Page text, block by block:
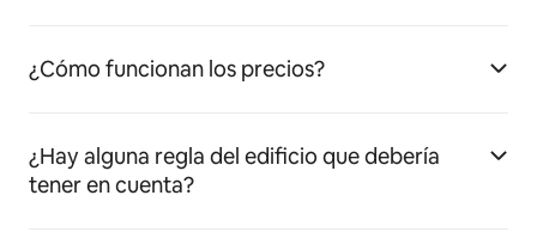
¿Cómo funcionan los precios?
¿Hay alguna regla del edificio que debería
tener en cuenta?